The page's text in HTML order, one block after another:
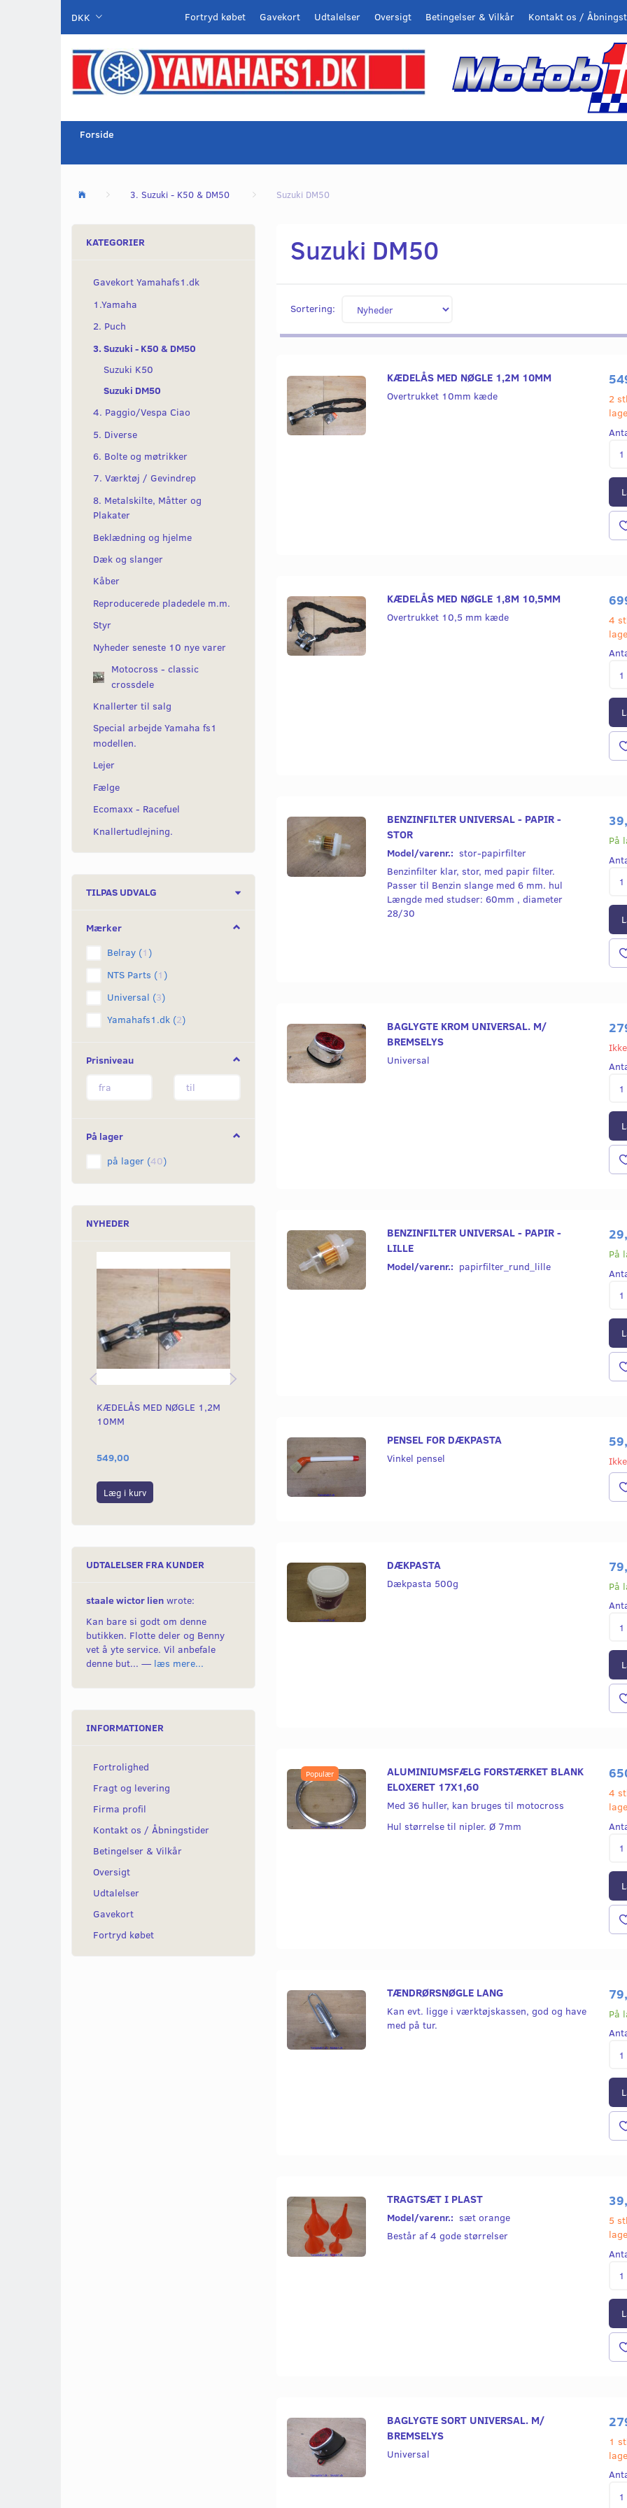
DKK Kontakt os /
Betingelser & Vilkår
Oversigt
Udtalelser
Gavekort
Fortryd købet
Forside
3. Suzuki - K50 & DM50 Suzuki DM50
KATEGORIER
Gavekort Yamahafs1.dk
1.Yamaha
2. Puch
3. Suzuki - K50 & DM50
Suzuki K50
Suzuki DM50
4. Paggio/Vespa Ciao
5. Diverse
6. Bolte og møtrikker
7. Værktøj / Gevindrep
8. Metalskilte, Måtter og
Plakater
Beklædning og hjelme
Dæk og slanger
Kåber
Reproducerede pladedele m.m.
Styr
Nyheder seneste 10 nye varer
Motocross - classic
crossdele
Knallerter til salg
Special arbejde Yamaha fs1
modellen.
Lejer
Fælge
Ecomaxx - Racefuel
Knallertudlejning.
TILPAS UDVALG
Mærker
Belray (1 )
NTS Parts (1 )
Universal (3)
Yamahafs1.dk (2)
Prisniveau
På lager
på lager (40)
NYHEDER
KÆDELÅS MED NØGLE 1,2M
10MM
549,00
Læg i kurv Læg i kurv
39,00
UDTALELSER FRA KUNDER
staale wictor lien wrote:
Kan bare si godt om denne
butikken. Flotte deler og Benny
vet å yte service. Vil anbefale
denne but... — læs mere...
INFORMATIONER
Fortrolighed
Fragt og levering
Firma profil
Kontakt os / Åbningstider
Betingelser & Vilkår
Oversigt
Udtalelser
Gavekort
Fortryd købet
Suzuki DM50
Sortering:
KÆDELÅS MED NØGLE 1,2M 10MM
Overtrukket 10mm kæde
2
KÆDELÅS MED NØGLE 1,8M 10,5MM
Overtrukket 10,5 mm kæde
4
BENZINFILTER UNIVERSAL - PAPIR -
STOR
Model/varenr.: stor-papirfilter
Benzinfilter klar, stor, med papir filter.
Passer til Benzin slange med 6 mm. hul
Længde med studser: 60mm , diameter
28/30
På
BAGLYGTE KROM UNIVERSAL. M/
BREMSELYS
Universal
BENZINFILTER UNIVERSAL - PAPIR -
LILLE
Model/varenr.: papirfilter_rund_lille
På
PENSEL FOR DÆKPASTA
Vinkel pensel
DÆKPASTA
Dækpasta 500g
På
Populær
ALUMINIUMSFÆLG FORSTÆRKET BLANK
ELOXERET 17X1,60
Med 36 huller, kan bruges til motocross
Hul størrelse til nipler. Ø 7mm
4
TÆNDRØRSNØGLE LANG
Kan evt. ligge i værktøjskassen, god og have
med på tur.
På
TRAGTSÆT I PLAST
Model/varenr.: sæt orange
Består af 4 gode størrelser
5
BAGLYGTE SORT UNIVERSAL. M/
BREMSELYS
Universal
1